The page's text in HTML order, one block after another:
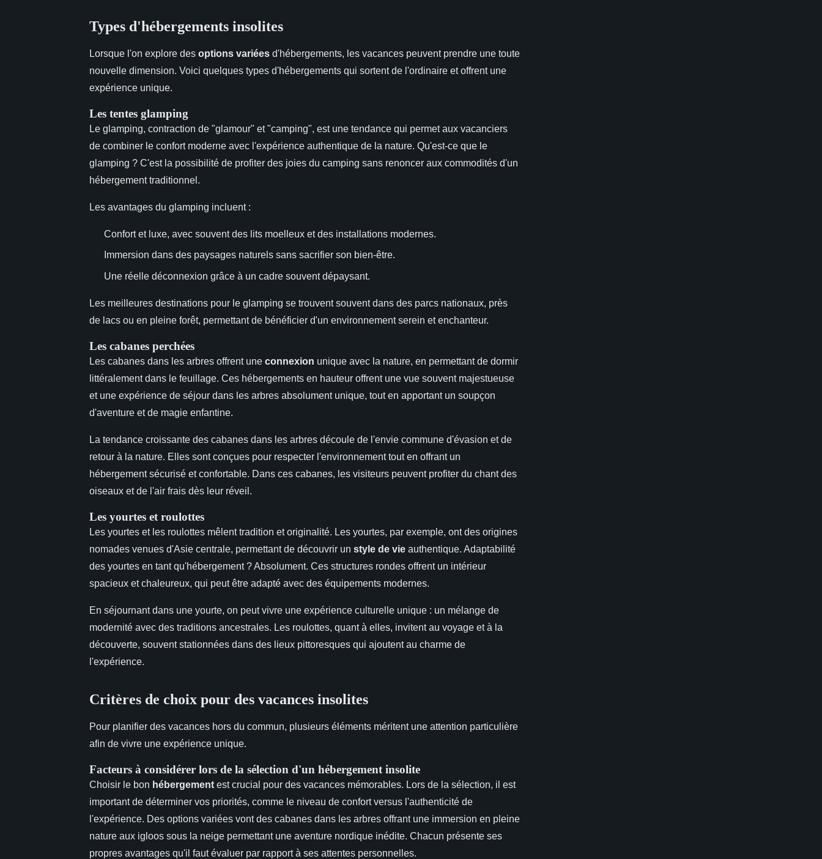
Types d'hébergements insolites
Lorsque l'on explore des options variées d'hébergements, les vacances peuvent prendre une toute
nouvelle dimension. Voici quelques types d'hébergements qui sortent de l'ordinaire et offrent une
expérience unique.
Les tentes glamping
Le glamping, contraction de "glamour" et "camping", est une tendance qui permet aux vacanciers
de combiner le confort moderne avec l'expérience authentique de la nature. Qu'est-ce que le
glamping ? C'est la possibilité de profiter des joies du camping sans renoncer aux commodités d'un
hébergement traditionnel.
Les avantages du glamping incluent :
Confort et luxe, avec souvent des lits moelleux et des installations modernes.
Immersion dans des paysages naturels sans sacrifier son bien-être.
Une réelle déconnexion grâce à un cadre souvent dépaysant.
Les meilleures destinations pour le glamping se trouvent souvent dans des parcs nationaux, près
de lacs ou en pleine forêt, permettant de bénéficier d'un environnement serein et enchanteur.
Les cabanes perchées
Les cabanes dans les arbres offrent une connexion unique avec la nature, en permettant de dormir
littéralement dans le feuillage. Ces hébergements en hauteur offrent une vue souvent majestueuse
et une expérience de séjour dans les arbres absolument unique, tout en apportant un soupçon
d'aventure et de magie enfantine.
La tendance croissante des cabanes dans les arbres découle de l'envie commune d'évasion et de
retour à la nature. Elles sont conçues pour respecter l'environnement tout en offrant un
hébergement sécurisé et confortable. Dans ces cabanes, les visiteurs peuvent profiter du chant des
oiseaux et de l'air frais dès leur réveil.
Les yourtes et roulottes
Les yourtes et les roulottes mêlent tradition et originalité. Les yourtes, par exemple, ont des origines
nomades venues d'Asie centrale, permettant de découvrir un style de vie authentique. Adaptabilité
des yourtes en tant qu'hébergement ? Absolument. Ces structures rondes offrent un intérieur
spacieux et chaleureux, qui peut être adapté avec des équipements modernes.
En séjournant dans une yourte, on peut vivre une expérience culturelle unique : un mélange de
modernité avec des traditions ancestrales. Les roulottes, quant à elles, invitent au voyage et à la
découverte, souvent stationnées dans des lieux pittoresques qui ajoutent au charme de
l'expérience.
Critères de choix pour des vacances insolites
Pour planifier des vacances hors du commun, plusieurs éléments méritent une attention particulière
afin de vivre une expérience unique.
Facteurs à considérer lors de la sélection d'un hébergement insolite
Choisir le bon hébergement est crucial pour des vacances mémorables. Lors de la sélection, il est
important de déterminer vos priorités, comme le niveau de confort versus l'authenticité de
l'expérience. Des options variées vont des cabanes dans les arbres offrant une immersion en pleine
nature aux igloos sous la neige permettant une aventure nordique inédite. Chacun présente ses
propres avantages qu'il faut évaluer par rapport à ses attentes personnelles.